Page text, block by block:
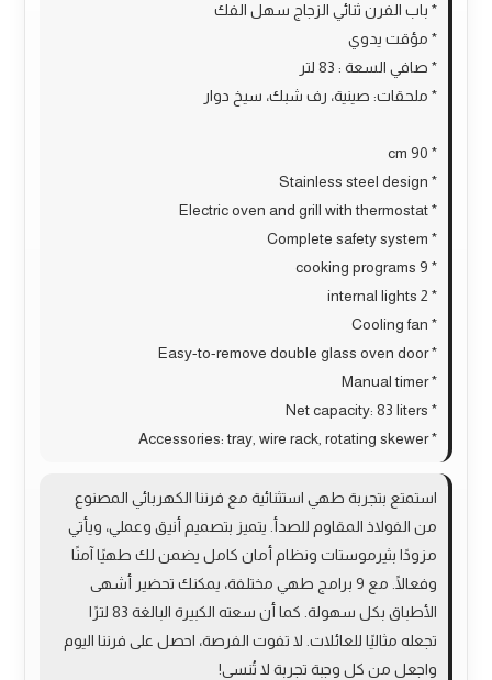
* باب الفرن ثنائي الزجاج سهل الفك
* مؤقت يدوي
* صافي السعة : 83 لتر
* ملحقات: صينية، رف شبك، سيخ دوار
* 90 cm
* Stainless steel design
* Electric oven and grill with thermostat
* Complete safety system
* 9 cooking programs
* 2 internal lights
* Cooling fan
* Easy-to-remove double glass oven door
* Manual timer
* Net capacity: 83 liters
* Accessories: tray, wire rack, rotating skewer
استمتع بتجربة طهي استثنائية مع فرننا الكهربائي المصنوع
من الفولاذ المقاوم للصدأ. يتميز بتصميم أنيق وعملي، ويأتي
مزودًا بثيرموستات ونظام أمان كامل يضمن لك طهيًا آمنًا
وفعالًا. مع 9 برامج طهي مختلفة، يمكنك تحضير أشهى
الأطباق بكل سهولة. كما أن سعته الكبيرة البالغة 83 لترًا
تجعله مثاليًا للعائلات. لا تفوت الفرصة، احصل على فرننا اليوم
واجعل من كل وجبة تجربة لا تُنسى!